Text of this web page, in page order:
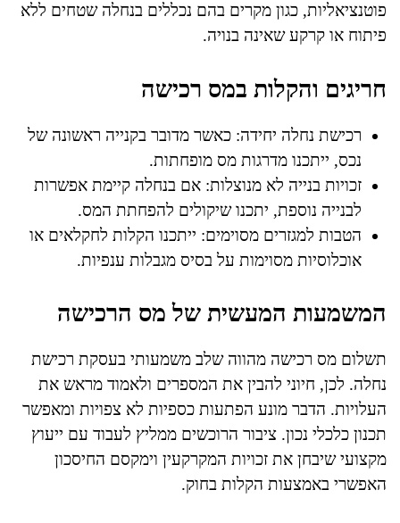
פוטנציאליות, כגון מקרים בהם נכללים בנחלה שטחים ללא
פיתוח או קרקע שאינה בנויה.
חריגים והקלות במס רכישה
רכישת נחלה יחידה: כאשר מדובר בקנייה ראשונה של
נכס, ייתכנו מדרגות מס מופחתות.
זכויות בנייה לא מנוצלות: אם בנחלה קיימת אפשרות
לבנייה נוספת, יתכנו שיקולים להפחתת המס.
הטבות למגזרים מסוימים: ייתכנו הקלות לחקלאים או
אוכלוסיות מסוימות על בסיס מגבלות ענפיות.
המשמעות המעשית של מס הרכישה
תשלום מס רכישה מהווה שלב משמעותי בעסקת רכישת
נחלה. לכן, חיוני להבין את המספרים ולאמוד מראש את
העלויות. הדבר מונע הפתעות כספיות לא צפויות ומאפשר
תכנון כלכלי נכון. ציבור הרוכשים ממליץ לעבוד עם ייעוץ
מקצועי שיבחן את זכויות המקרקעין וימקסם החיסכון
האפשרי באמצעות הקלות בחוק.